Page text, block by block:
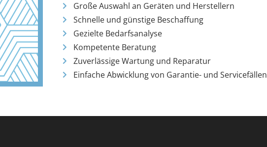
Große Auswahl an Geräten und Herstellern
Schnelle und günstige Beschaffung
Gezielte Bedarfsanalyse
Kompetente Beratung
Zuverlässige Wartung und Reparatur
Einfache Abwicklung von Garantie- und Servicefällen